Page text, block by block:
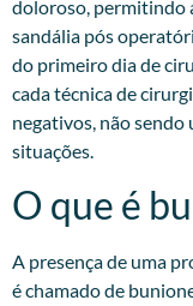
doloroso, permitindo
sandália pós
do primeiro dia de
cada técnica de
negativos, não sendo
situações.
O que é
A presença de uma
é chamado de